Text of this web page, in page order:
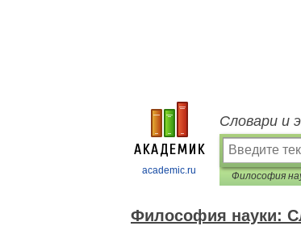
academic.ru
Словари и
Философия науки: